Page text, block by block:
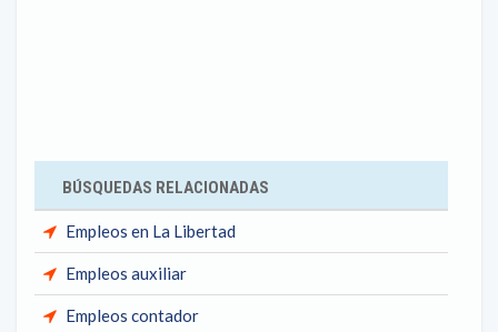
BÚSQUEDAS RELACIONADAS
Empleos en La Libertad
Empleos auxiliar
Empleos contador